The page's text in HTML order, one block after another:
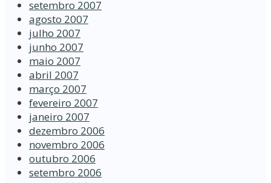
setembro 2007
agosto 2007
julho 2007
junho 2007
maio 2007
abril 2007
março 2007
fevereiro 2007
janeiro 2007
dezembro 2006
novembro 2006
outubro 2006
setembro 2006